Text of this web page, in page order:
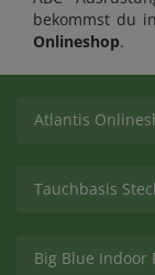
bekommst du
Onlineshop.
Atlantis
Tauchbasis
Big Blue Indoor